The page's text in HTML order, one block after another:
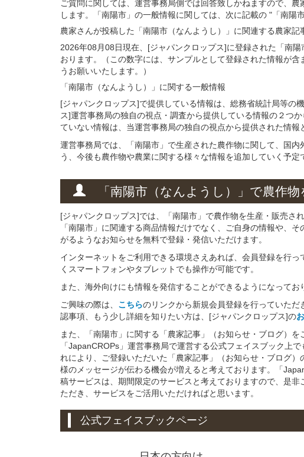
ご質問に関しては、運営事務局側では回答致しかねますので、
します。「南陽市」の一般情報に関しては、次に記載の "「南陽
農家さんが投稿した「南陽市（なんようし）」 に関連する農家記
2026年08月08日現在、[ジャパンクロップス]に登録された「南
おります。（この数字には、サンプルとして登録された情報が
うお願いいたします。）
「南陽市（なんようし）」 に関する一般情報
[ジャパンクロップス]で提供している情報は、総務省統計局等の
ス]運営事務局の独自の視点・調査から提供している情報の２つ
ていない情報は、当運営事務局の独自の視点から提供された情報
運営事務局では、「南陽市」で生産された農作物に関して、国
う、今後も農作物や農業に関する様々な情報を追加していく予定
「南陽市（なんようし）」 で農作物
[ジャパンクロップス]では、「南陽市」で農作物を生産・販売さ
「南陽市」に関連する商品情報だけでなく、ご自身の情報や、
がるようなお知らせを無料で登録・発信いただけます。
インターネットをご利用できる環境さえあれば、会員登録を行
くスマートフォンやタブレットでも操作が可能です。
また、海外向けにも情報を発信することができるようになってお
ご興味の際は、 こちらのリンクから新規会員登録を行っていた
認事項、もう少し詳細を知りたい方は、[ジャパンクロップス]の
また、「南陽市」に関する「農家記事」（お知らせ・ブログ）を
「JapanCROPs」運営事務局で運営する公式フェイスブック上
れにより、ご登録いただいた「農家記事」（お知らせ・ブログ
様のメッセージが伝わる機会が増えると考えております。「
稿サービスは、期間限定のサービスと考えておりますので、是
ただき、サービスをご活用いただければと思います。
公式フェイスブックページ